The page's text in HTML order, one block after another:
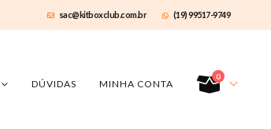
sac@kitboxclub.com.br (19) 99517-9749
DÚVIDAS MINHA CONTA
0